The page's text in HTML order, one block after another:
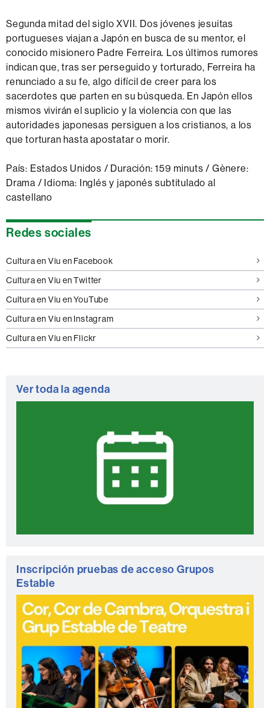
Segunda mitad del siglo XVII. Dos jóvenes jesuitas
portugueses viajan a Japón en busca de su mentor, el
conocido misionero Padre Ferreira. Los últimos rumores
indican que, tras ser perseguido y torturado, Ferreira ha
renunciado a su fe, algo difícil de creer para los
sacerdotes que parten en su búsqueda. En Japón ellos
mismos vivirán el suplicio y la violencia con que las
autoridades japonesas persiguen a los cristianos, a los
que torturan hasta apostatar o morir.
País: Estados Unidos / Duración: 159 minuts / Gènere:
Drama / Idioma: Inglés y japonés subtitulado al
castellano
Información
Redes sociales
Cultura en Viu en Facebook
Cultura en Viu en Twitter
Cultura en Viu en YouTube
Cultura en Viu en Instagram
Cultura en Viu en Flickr
Ver toda la agenda
Inscripción pruebas de acceso Grupos
Estable